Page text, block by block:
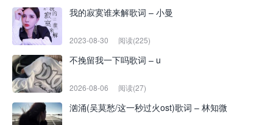
我的寂寞谁来解歌词 – 小曼
2023-08-30 阅读(225)
不挽留我一下吗歌词 – u
2026-08-06 阅读(27)
汹涌(吴莫愁/这一秒过火ost)歌词 – 林知微